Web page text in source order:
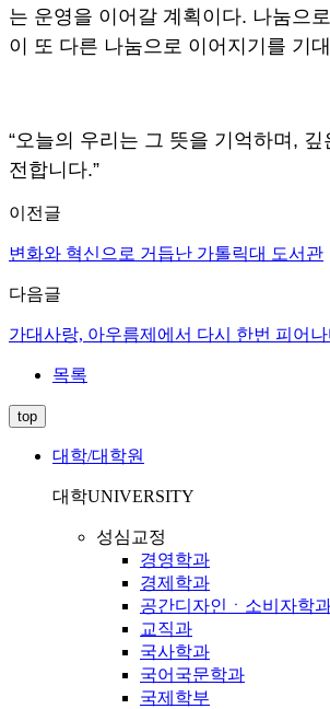
는 운영을 이어갈 계획이다. 나눔으
이 또 다른 나눔으로 이어지기를 기
“오늘의 우리는 그 뜻을 기억하며,
전합니다.”
이전글
변화와 혁신으로 거듭난 가톨릭대 도서관
다음글
가대사랑, 아우름제에서 다시 한번 피어
목록
top
대학/대학원
대학UNIVERSITY
성심교정
경영학과
경제학과
공간디자인ㆍ소비자학
교직과
국사학과
국어국문학과
국제학부